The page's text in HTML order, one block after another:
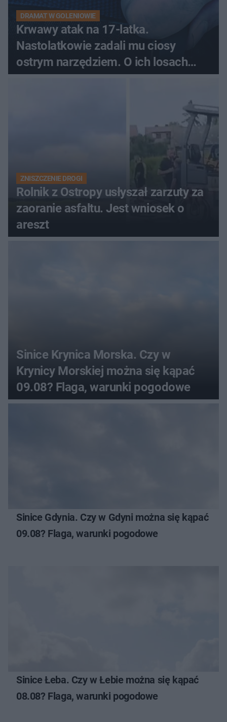
DRAMAT W GOLENIOWIE
Krwawy atak na 17-latka.
Nastolatkowie zadali mu ciosy
ostrym narzędziem. O ich losach
zdecyduje sąd rodzinny
ZNISZCZENIE DROGI
Rolnik z Ostropy usłyszał zarzuty za
zaoranie asfaltu. Jest wniosek o
areszt
Sinice Krynica Morska. Czy w
Krynicy Morskiej można się kąpać
09.08? Flaga, warunki pogodowe
Sinice Gdynia. Czy w Gdyni można się kąpać
09.08? Flaga, warunki pogodowe
Sinice Łeba. Czy w Łebie można się kąpać
08.08? Flaga, warunki pogodowe